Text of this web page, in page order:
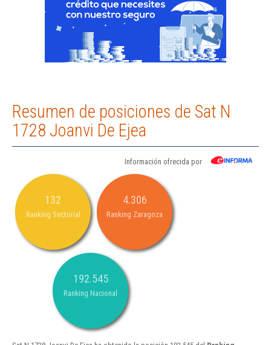
Resumen de posiciones de Sat N
1728 Joanvi De Ejea
Información ofrecida por
132
Ranking Sectorial
4.306
Ranking Zaragoza
192.545
Ranking Nacional